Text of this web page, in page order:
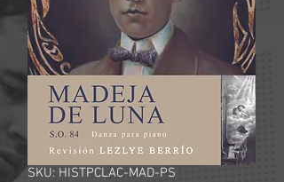
SKU: HISTPCLAC-MAD-PS